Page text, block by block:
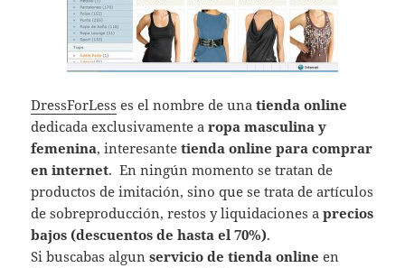
DressForLess es el nombre de unatienda online
dedicada exclusivamente aropa masculina y
femenina, interesantetienda online para comprar
en internet. En ningún momento se tratan de
productos de imitación, sino que se trata de artículos
de sobreproducción, restos y liquidaciones aprecios
bajos (descuentos de hasta el 70%).
Si buscabas algunservicio de tienda online en